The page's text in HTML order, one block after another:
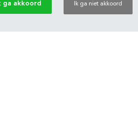
ga akkoord Ik ga niet akkoord